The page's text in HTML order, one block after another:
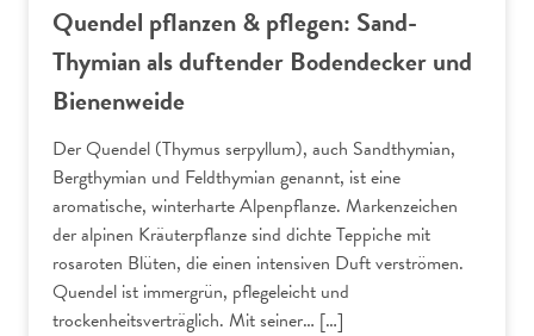
Quendel pflanzen & pflegen: Sand-
Thymian als duftender Bodendecker und
Bienenweide
Der Quendel (Thymus serpyllum), auch Sandthymian,
Bergthymian und Feldthymian genannt, ist eine
aromatische, winterharte Alpenpflanze. Markenzeichen
der alpinen Kräuterpflanze sind dichte Teppiche mit
rosaroten Blüten, die einen intensiven Duft verströmen.
Quendel ist immergrün, pflegeleicht und
trockenheitsverträglich. Mit seiner… […]